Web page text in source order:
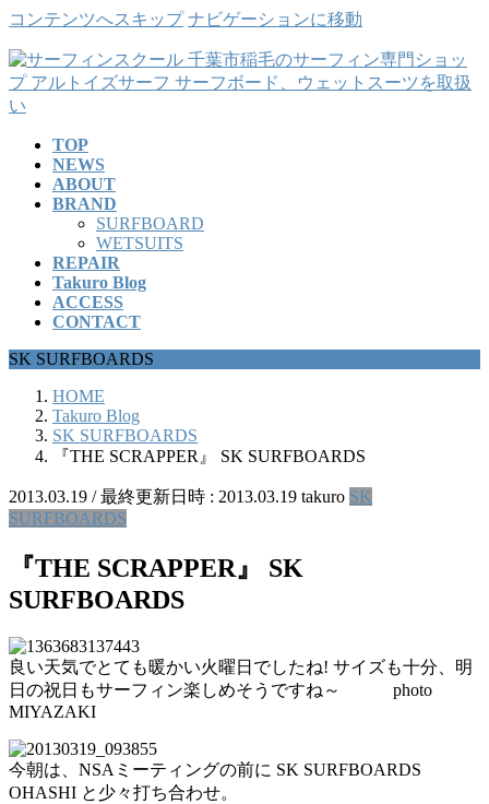
コンテンツへスキップ ナビゲーションに移動
TOP
NEWS
ABOUT
BRAND
SURFBOARD
WETSUITS
REPAIR
Takuro Blog
ACCESS
CONTACT
SK SURFBOARDS
HOME
Takuro Blog
SK SURFBOARDS
『THE SCRAPPER』 SK SURFBOARDS
2013.03.19 / 最終更新日時 : 2013.03.19 takuro SK
SURFBOARDS
『THE SCRAPPER』 SK
SURFBOARDS
良い天気でとても暖かい火曜日でしたね! サイズも十分、明
日の祝日もサーフィン楽しめそうですね～ photo
MIYAZAKI
今朝は、NSAミーティングの前に SK SURFBOARDS
OHASHI と少々打ち合わせ。